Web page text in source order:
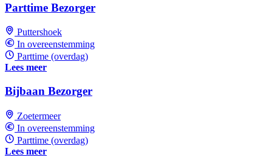
Parttime Bezorger
Puttershoek
In overeenstemming
Parttime (overdag)
Lees meer
Bijbaan Bezorger
Zoetermeer
In overeenstemming
Parttime (overdag)
Lees meer